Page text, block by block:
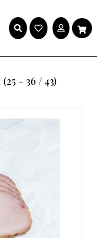
(25 - 36 / 43)